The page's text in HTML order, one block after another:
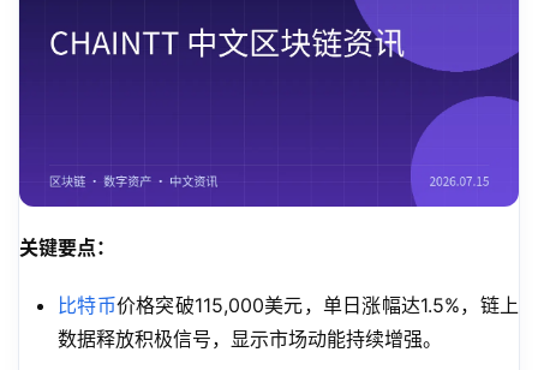
关键要点：
比特币价格突破115,000美元，单日涨幅达1.5%，链上
数据释放积极信号，显示市场动能持续增强。